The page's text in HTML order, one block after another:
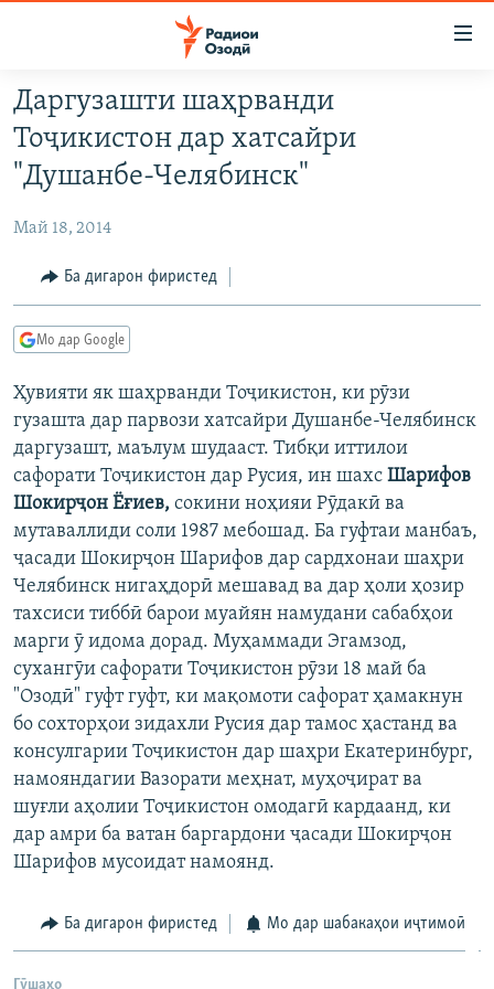
Ҷаҳиш
ба
мояи
аслӣ
Ҷаҳиш
ба
Ҷаҳиш
ГӮШАҲО
ИҚТИСОД
ҶОМЕА
ҚАЗИЯИ "КРОКУС"
ФАРҲАНГ
МЕҲМОНИ ОЗОДӢ
ГАПИ ОЗОД
РӮЗГОРИ МУҲОҶИР
САЛОМ, ХОҲАР
ТАҲҚИҚОТ
НАЗАРИ МАРДУМ
БЛОГИСТОН
ОЗОДӢ ОНЛАЙН
ЧАНДРАСОНАӢ
НИГОРИСТОН
ГУЗОРИШҲОИ РАДИОӢ
РӮЙХАТҲО
КИТОБҲОИ ОЗОДӢ
Русский
ПАЙГИРӢ КУНЕД
Ҳамаи сомонаҳои RFE/RL
Даргузашти шаҳрванди
Тоҷикистон дар хатсайри
"Душанбе-Челябинск"
Май 18, 2014
Ба дигарон фиристед
Мо дар Google
Ҳувияти як шаҳрванди Тоҷикистон, ки рӯзи
гузашта дар парвози хатсайри Душанбе-Челябинск
даргузашт, маълум шудааст. Тибқи иттилои
сафорати Тоҷикистон дар Русия, ин шахс Шарифов
Шокирҷон Ёғиев, сокини ноҳияи Рӯдакӣ ва
мутаваллиди соли 1987 мебошад. Ба гуфтаи манбаъ,
ҷасади Шокирҷон Шарифов дар сардхонаи шаҳри
Челябинск нигаҳдорӣ мешавад ва дар ҳоли ҳозир
тахсиси тиббӣ барои муайян намудани сабабҳои
марги ӯ идома дорад. Муҳаммади Эгамзод,
сухангӯи сафорати Тоҷикистон рӯзи 18 май ба
"Озодӣ" гуфт гуфт, ки мақомоти сафорат ҳамакнун
бо сохторҳои зидахли Русия дар тамос ҳастанд ва
консулгарии Тоҷикистон дар шаҳри Екатеринбург,
намояндагии Вазорати меҳнат, муҳоҷират ва
шуғли аҳолии Тоҷикистон омодагӣ кардаанд, ки
дар амри ба ватан баргардони ҷасади Шокирҷон
Шарифов мусоидат намоянд.
Ба дигарон фиристед Мо дар шабакаҳои иҷтимоӣ
Гӯшаҳо